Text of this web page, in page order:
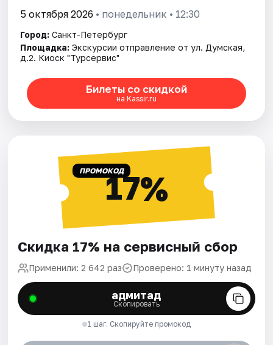
5 октября 2026 • понедельник • 12:30
Город: Санкт-Петербург
Площадка: Экскурсии отправление от ул. Думская,
д.2. Киоск "Турсервис"
Билеты со скидкой
на Kassir.ru
ПРОМОКОД17%
Скидка 17% на сервисный сбор
Применили: 2 642 раз Проверено: 1 минуту назад
адмитад
Скопировать
1 шаг. Скопируйте промокод